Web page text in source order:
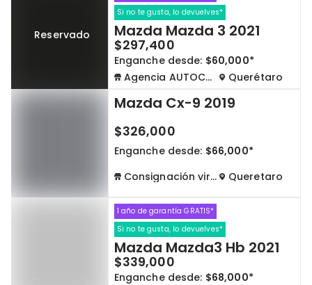
Reservado
Si no te gusta, lo devuelves*
Mazda Mazda 3 2021
$297,400
Enganche desde: $60,000*
Agencia AUTOCOM
Querétaro
Mazda Cx-9 2019
$326,000
Enganche desde: $66,000*
Consignación virtual
Queretaro
1 año de garantía GRATIS*
Si no te gusta, lo devuelves*
Mazda Mazda3 Hb 2021
$339,000
Enganche desde: $68,000*